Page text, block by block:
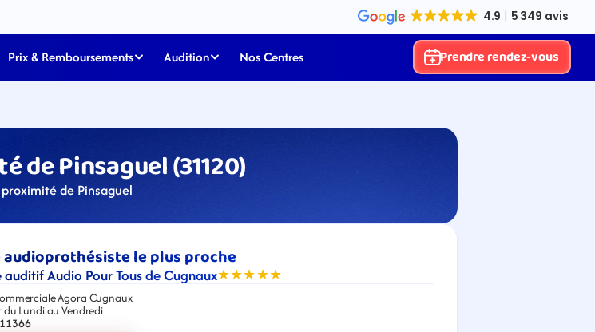
Prix & Remboursements Audition Nos Centres Prendre rendez-vous
Pinsaguel (31120)
de Pinsaguel
le plus proche
auditif Audio Pour Tous de Cugnaux★★★★★
Agora Cugnaux
Lundi au Vendredi